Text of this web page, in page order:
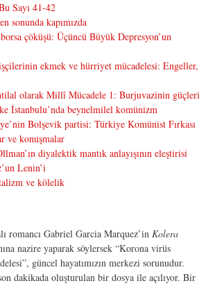
Sayı 41-42
sonunda kapımızda
çöküşü: Üçüncü Büyük Depresyon’un
ekmek ve hürriyet mücadelesi: Engeller,
olarak Millî Mücadele 1: Burjuvazinin güçleri
İstanbulu’nda beynelmilel komünizm
Bolşevik partisi: Türkiye Komünist Fırkası
ve konuşmalar
diyalektik mantık anlayışının eleştirisi
Lenin’i
ve kölelik
romancı Gabriel Garcia Marquez’in Kolera
nazire yaparak söylersek “Korona virüs
güncel hayatımızın merkezi sorunudur.
dakikada oluşturulan bir dosya ile açılıyor. Bir